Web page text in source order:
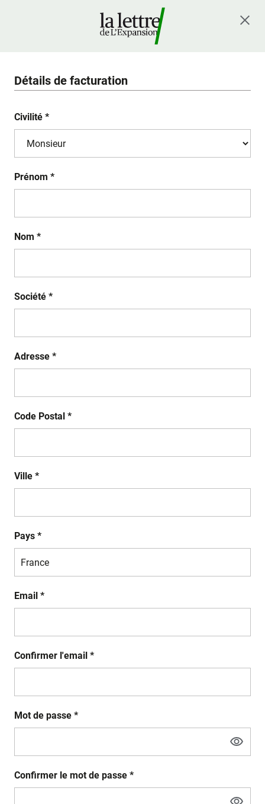
Détails de facturation
Civilité *
Prénom *
Nom *
Société *
Adresse *
Code Postal *
Ville *
Pays *
Email *
Confirmer l'email *
Mot de passe *
Confirmer le mot de passe *